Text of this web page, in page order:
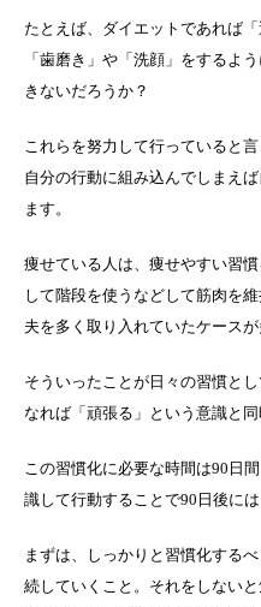
たとえば、ダイエットであれば
「歯磨き」や「洗顔」をするよ
きないだろうか？
これらを努力して行っていると
自分の行動に組み込んでしまえ
ます。
痩せている人は、痩せやすい習
して階段を使うなどして筋肉を
夫を多く取り入れていたケースが
そういったことが日々の習慣と
なれば「頑張る」という意識と
この習慣化に必要な時間は90日
識して行動することで90日後に
まずは、しっかりと習慣化する
続していくこと。それをしない